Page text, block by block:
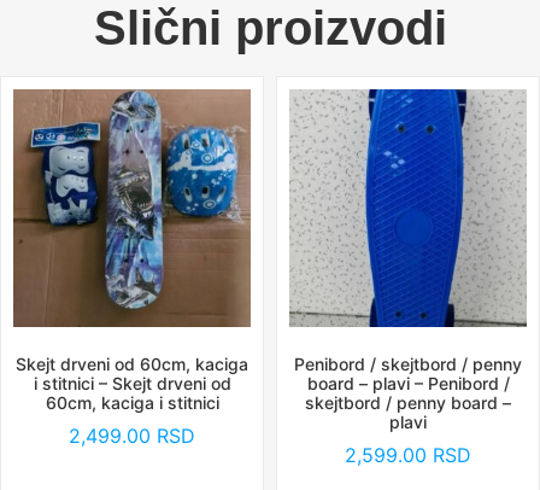
Slični proizvodi
Skejt drveni od 60cm, kaciga
i stitnici – Skejt drveni od
60cm, kaciga i stitnici
2,499.00 RSD
Penibord / skejtbord / penny
board – plavi – Penibord /
skejtbord / penny board –
plavi
2,599.00 RSD